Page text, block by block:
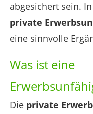
abgesichert sein.
private
eine sinnvolle
Was ist eine
Die private